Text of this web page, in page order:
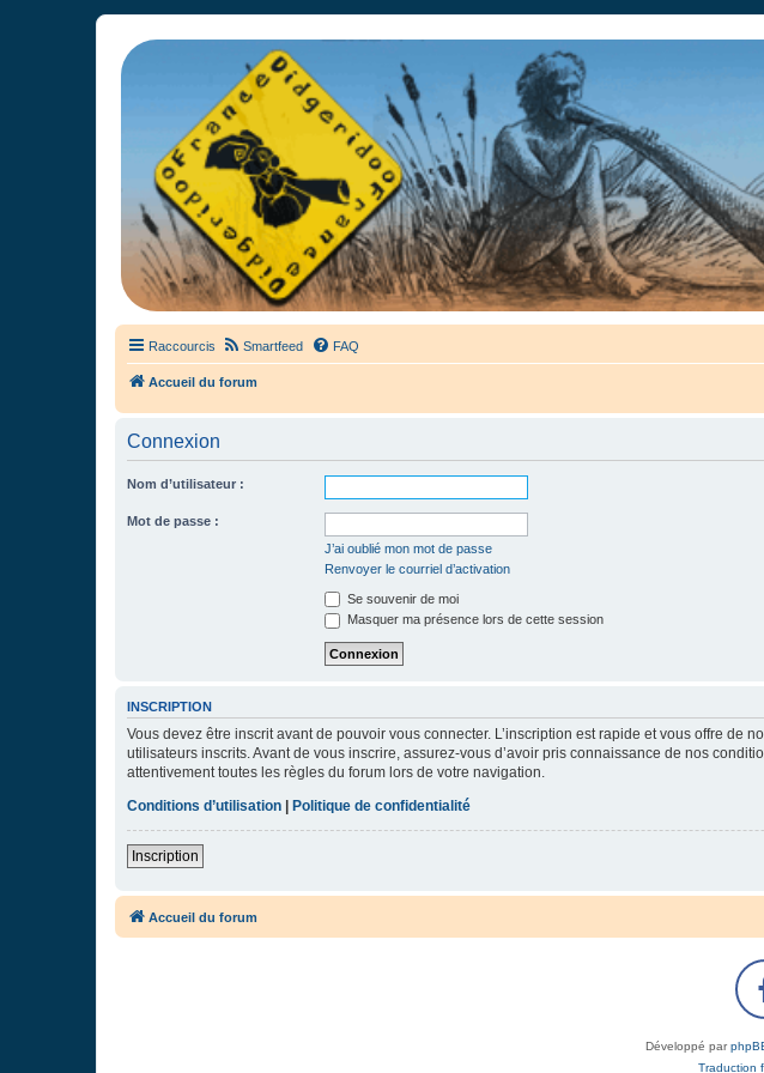
France Didgeridoo
Didgeridoo et Guimbarde sur France Didgeridoo - retrouvez la communauté.
Raccourcis Smartfeed FAQ
Accueil du forum
Connexion
Nom d’utilisateur :
Mot de passe :
J’ai oublié mon mot de passe
Renvoyer le courriel d’activation
Se souvenir de moi
Masquer ma présence lors de cette session
INSCRIPTION
Vous devez être inscrit avant de pouvoir vous connecter. L’inscription est rapide et vous offre
utilisateurs inscrits. Avant de vous inscrire, assurez-vous d’avoir pris connaissance de nos
attentivement toutes les règles du forum lors de votre navigation.
Conditions d’utilisation
Politique de confidentialité
Inscription
Accueil du forum
Développé par
Traduction